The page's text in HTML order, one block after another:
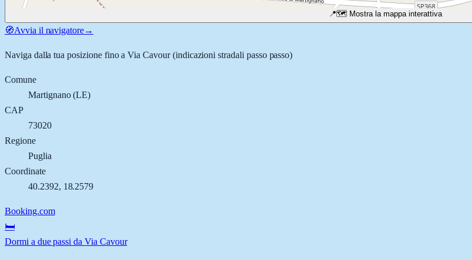
📍🗺️ Mostra la mappa interattiva
🧭Avvia il navigatore→
Naviga dalla tua posizione fino aVia Cavour(indicazioni stradali passo passo)
Comune
Martignano(LE)
CAP
73020
Regione
Puglia
Coordinate
40.2392, 18.2579
Booking.com
🛏️
Dormi a due passi da Via Cavour